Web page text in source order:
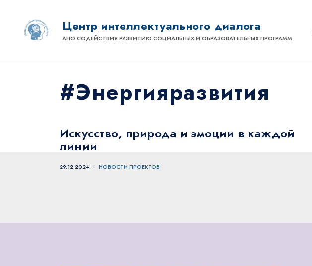
Центр интеллектуального диалога
АНО СОДЕЙСТВИЯ РАЗВИТИЮ СОЦИАЛЬНЫХ И ОБРАЗОВАТЕЛЬНЫХ ПРОГРАММ
#Энергияразвития
Искусство, природа и эмоции в каждой
линии
29.12.2024 НОВОСТИ ПРОЕКТОВ